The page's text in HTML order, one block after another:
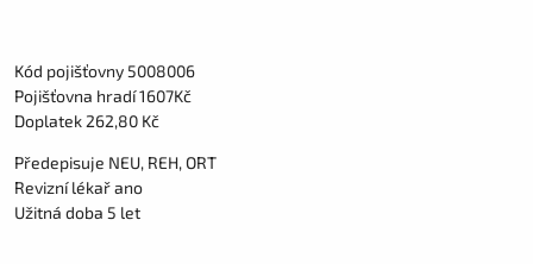
Kód pojišťovny 5008006
Pojišťovna hradí 1607Kč
Doplatek 262,80 Kč
Předepisuje NEU, REH, ORT
Revizní lékař ano
Užitná doba 5 let